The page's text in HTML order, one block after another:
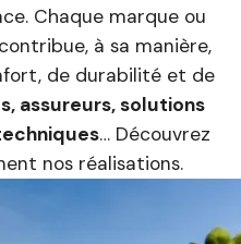
Chaque marque ou
à sa manière,
de durabilité et de
assureurs, solutions
… Découvrez
nos réalisations.